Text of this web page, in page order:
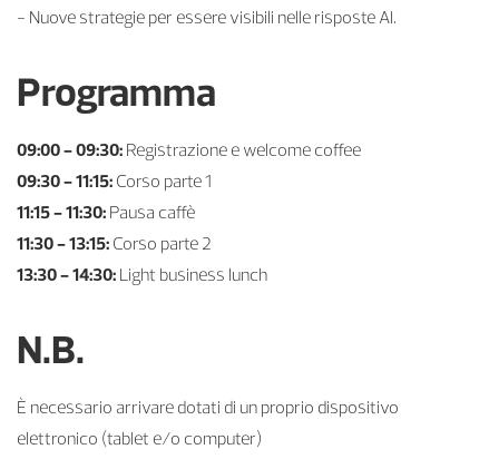
- Nuove strategie per essere visibili nelle risposte AI.
Programma
09:00 - 09:30: Registrazione e welcome coffee
09:30 - 11:15: Corso parte 1
11:15 - 11:30: Pausa caffè
11:30 - 13:15: Corso parte 2
13:30 - 14:30: Light business lunch
N.B.
È necessario arrivare dotati di un proprio dispositivo
elettronico (tablet e/o computer)